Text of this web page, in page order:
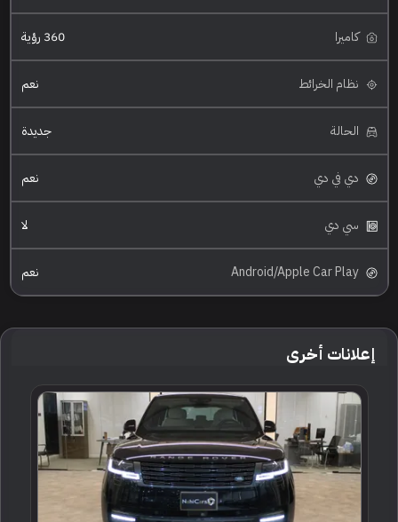
كاميرا 360 رؤية
نظام الخرائط نعم
الحالة جديدة
دي في دي نعم
سي دي لا
Android/Apple Car Play نعم
إعلانات أخرى